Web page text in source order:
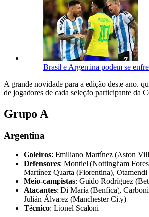
Brasil e Argentina podem se
A grande novidade para a edição deste ano,
de jogadores de cada seleção participante da
Grupo A
Argentina
Goleiros: Emiliano Martínez (Aston
Defensores: Montiel (Nottingham
Martínez Quarta (Fiorentina),
Meio-campistas: Guido Rodríguez
Atacantes: Di María (Benfica),
Julián Álvarez (Manchester City)
Técnico: Lionel Scaloni